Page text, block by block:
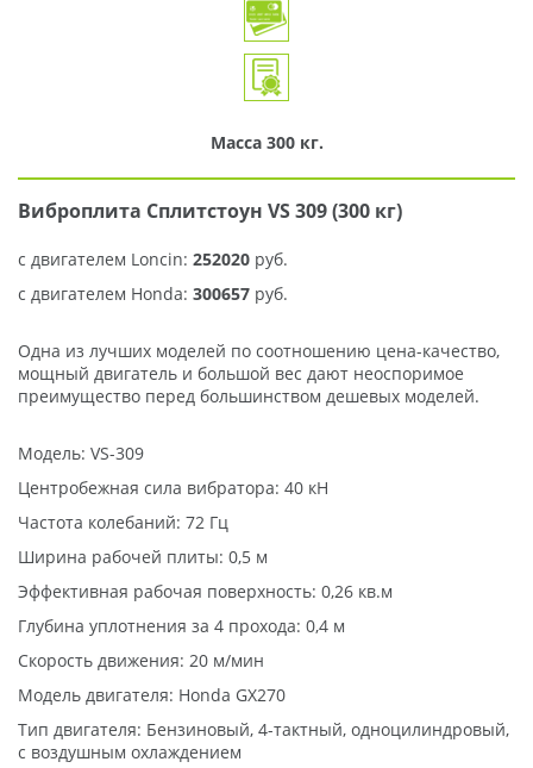
Масса 300 кг.
Виброплита Сплитстоун VS 309 (300 кг)
c двигателем Loncin: 252020 руб.
c двигателем Honda: 300657 руб.
Одна из лучших моделей по соотношению цена-качество,
мощный двигатель и большой вес дают неоспоримое
преимущество перед большинством дешевых моделей.
Модель: VS-309
Центробежная сила вибратора: 40 кН
Частота колебаний: 72 Гц
Ширина рабочей плиты: 0,5 м
Эффективная рабочая поверхность: 0,26 кв.м
Глубина уплотнения за 4 прохода: 0,4 м
Скорость движения: 20 м/мин
Модель двигателя: Honda GX270
Тип двигателя: Бензиновый, 4-тактный, одноцилиндровый,
с воздушным охлаждением